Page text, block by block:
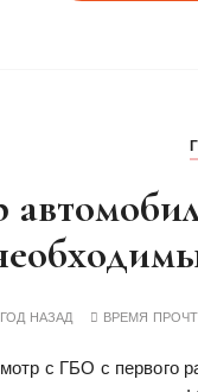
ГОД НАЗАД ВРЕМЯ
с ГБО с первого